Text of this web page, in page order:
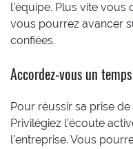
l’équipe. Plus vite
vous pourrez avancer
confiées.
Accordez-vous un
Pour réussir sa prise
Privilégiez l’écoute
l’entreprise. Vous